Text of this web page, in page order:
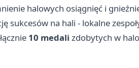
halowych osiągnięć i
sukcesów na hali - lokalne
10 medali zdobytych w